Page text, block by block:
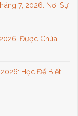
7, 2026: Nơi Sự
Được Chúa
Học Để Biết